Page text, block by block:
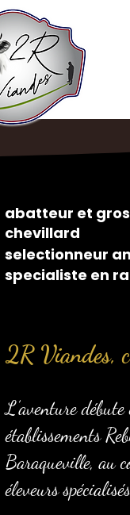
abatteur et
chevillard
selectionneur
specialiste en
2R Viandes,
L’aventure
établissements
Baraqueville, au
éleveurs